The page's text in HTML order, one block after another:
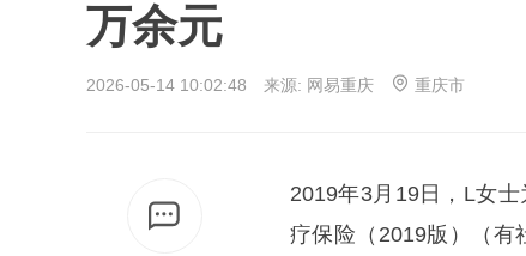
万余元
2026-05-14 10:02:48 来源: 网易重庆 重庆市
2019年3月19日，L女
疗保险（2019版）（有